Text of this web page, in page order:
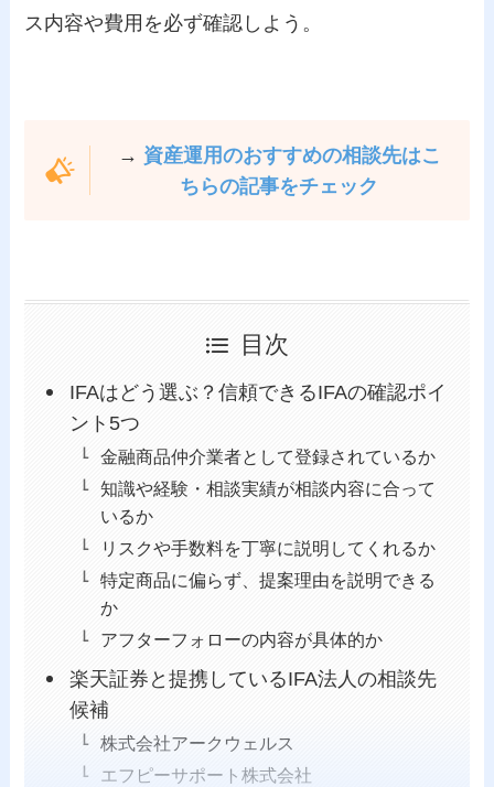
ス内容や費用を必ず確認しよう。
→ 資産運用のおすすめの相談先はこ
ちらの記事をチェック
目次
IFAはどう選ぶ？信頼できるIFAの確認ポイ
ント5つ
金融商品仲介業者として登録されているか
知識や経験・相談実績が相談内容に合って
いるか
リスクや手数料を丁寧に説明してくれるか
特定商品に偏らず、提案理由を説明できる
か
アフターフォローの内容が具体的か
楽天証券と提携しているIFA法人の相談先
候補
株式会社アークウェルス
エフピーサポート株式会社